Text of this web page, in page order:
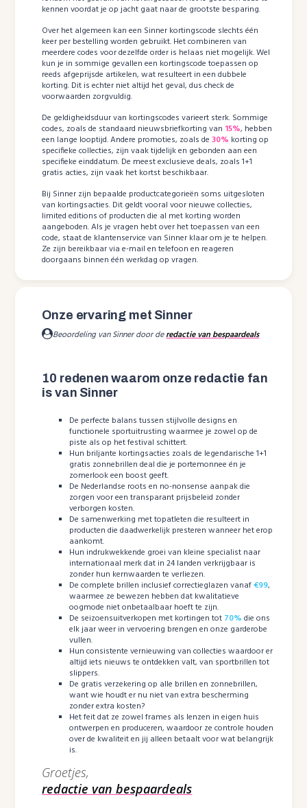
kennen voordat je op jacht gaat naar de grootste besparing.
Over het algemeen kan een Sinner kortingscode slechts één
keer per bestelling worden gebruikt. Het combineren van
meerdere codes voor dezelfde order is helaas niet mogelijk. Wel
kun je in sommige gevallen een kortingscode toepassen op
reeds afgeprijsde artikelen, wat resulteert in een dubbele
korting. Dit is echter niet altijd het geval, dus check de
voorwaarden zorgvuldig.
De geldigheidsduur van kortingscodes varieert sterk. Sommige
codes, zoals de standaard nieuwsbriefkorting van 15%, hebben
een lange looptijd. Andere promoties, zoals de30% korting op
specifieke collecties, zijn vaak tijdelijk en gebonden aan een
specifieke einddatum. De meest exclusieve deals, zoals 1+1
gratis acties, zijn vaak het kortst beschikbaar.
Bij Sinner zijn bepaalde productcategorieën soms uitgesloten
van kortingsacties. Dit geldt vooral voor nieuwe collecties,
limited editions of producten die al met korting worden
aangeboden. Als je vragen hebt over het toepassen van een
code, staat de klantenservice van Sinner klaar om je te helpen.
Ze zijn bereikbaar via e-mail en telefoon en reageren
doorgaans binnen één werkdag op vragen.
Onze ervaring met Sinner
Beoordeling van Sinner door deredactie van bespaardeals
10 redenen waarom onze redactie fan
is van Sinner
De perfecte balans tussen stijlvolle designs en
functionele sportuitrusting waarmee je zowel op de
piste als op het festival schittert.
Hun briljante kortingsacties zoals de legendarische 1+1
gratis zonnebrillen deal die je portemonnee én je
zomerlook een boost geeft.
De Nederlandse roots en no-nonsense aanpak die
zorgen voor een transparant prijsbeleid zonder
verborgen kosten.
De samenwerking met topatleten die resulteert in
producten die daadwerkelijk presteren wanneer het erop
aankomt.
Hun indrukwekkende groei van kleine specialist naar
internationaal merk dat in 24 landen verkrijgbaar is
zonder hun kernwaarden te verliezen.
De complete brillen inclusief correctieglazen vanaf€99,
waarmee ze bewezen hebben dat kwalitatieve
oogmode niet onbetaalbaar hoeft te zijn.
De seizoensuitverkopen met kortingen tot 70% die ons
elk jaar weer in vervoering brengen en onze garderobe
vullen.
Hun consistente vernieuwing van collecties waardoor er
altijd iets nieuws te ontdekken valt, van sportbrillen tot
slippers.
De gratis verzekering op alle brillen en zonnebrillen,
want wie houdt er nu niet van extra bescherming
zonder extra kosten?
Het feit dat ze zowel frames als lenzen in eigen huis
ontwerpen en produceren, waardoor ze controle houden
over de kwaliteit en jij alleen betaalt voor wat belangrijk
is.
Groetjes,
redactie van bespaardeals